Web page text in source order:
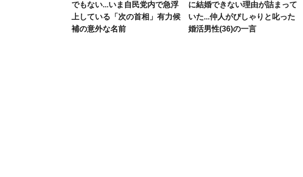
でもない...いま自民党内で急浮
上している「次の首相」有力候
補の意外な名前
に結婚できない理由が詰まって
いた...仲人がぴしゃりと叱った
婚活男性(36)の一言